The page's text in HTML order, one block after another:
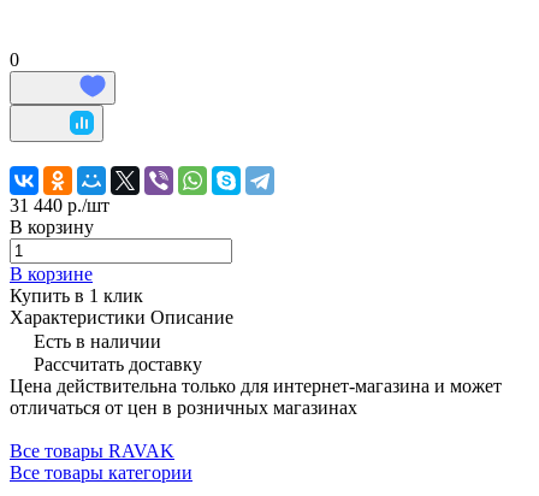
0
31 440 р./шт
В корзину
В корзине
Купить в 1 клик
Характеристики Описание
Есть в наличии
Рассчитать доставку
Цена действительна только для интернет-магазина и может
отличаться от цен в розничных магазинах
Все товары RAVAK
Все товары категории